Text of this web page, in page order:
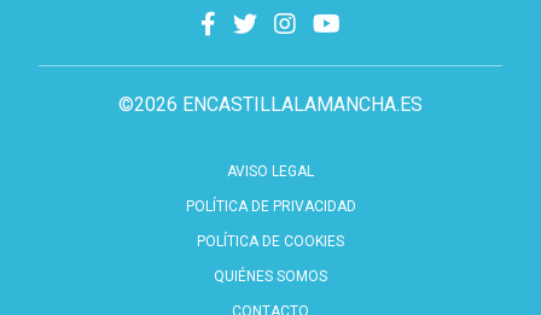
©2026 ENCASTILLALAMANCHA.ES
AVISO LEGAL
POLÍTICA DE PRIVACIDAD
POLÍTICA DE COOKIES
QUIÉNES SOMOS
CONTACTO